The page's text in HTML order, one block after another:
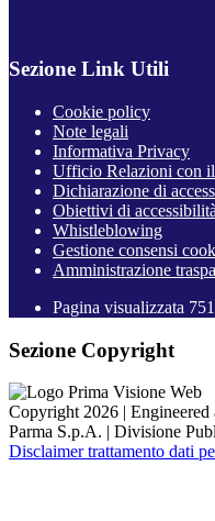
Sezione Link Utili
Cookie policy
Note legali
Informativa Privacy
Ufficio Relazioni con
Dichiarazione di
Obiettivi di accessibilità
Whistleblowing
Gestione consensi
Amministrazione
Pagina visualizzata 751
Sezione Copyright
Copyright 2026 |
Parma S.p.A. | Divisione
Disclaimer trattamento dati